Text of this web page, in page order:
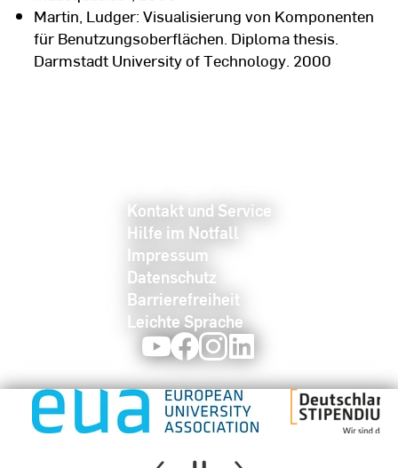
Martin, Ludger: Visualisierung von Komponenten
für Benutzungsoberflächen. Diploma thesis.
Darmstadt University of Technology. 2000
Kontakt und Service
Hilfe im Notfall
Impressum
Datenschutz
Barrierefreiheit
Leichte Sprache
YoutubeFacebookInstagram